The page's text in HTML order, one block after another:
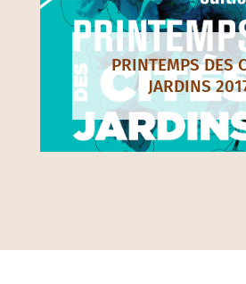
PRINTEMPS DES
JARDINS